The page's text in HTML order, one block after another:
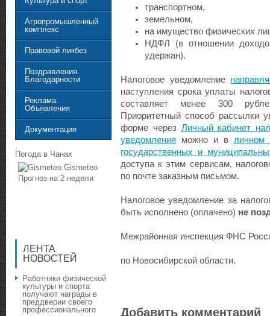
транспортном,
земельном,
на имущество физических
НДФЛ (в отношении
удержан).
Налоговое уведомление
наступления срока уплаты
составляет менее 300
Приоритетный способ рассылки
форме через Личный кабинет
уведомления можно и в личном
государственных и
доступа к этим сервисам,
по почте заказным письмом.
Налоговое уведомление за
быть исполнено (оплачено) не
Межрайонная инспекция ФНС
по Новосибирской области.
Добавить комментарий
Агропромышленный
комплекс
Правовой ликбез
Поздравления.
Благодарности
Реклама.
Объявления
Документация
Погода в Чанах
Gismeteo
Прогноз на 2 недели
ЛЕНТА
НОВОСТЕЙ
Работники физической
культуры и спорта
получают награды в
преддверии своего
профессионального